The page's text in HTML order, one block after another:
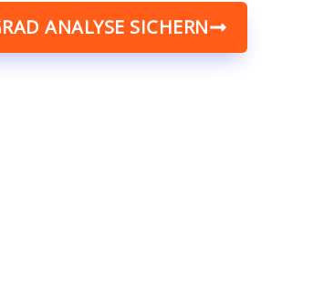
ANALYSE SICHERN